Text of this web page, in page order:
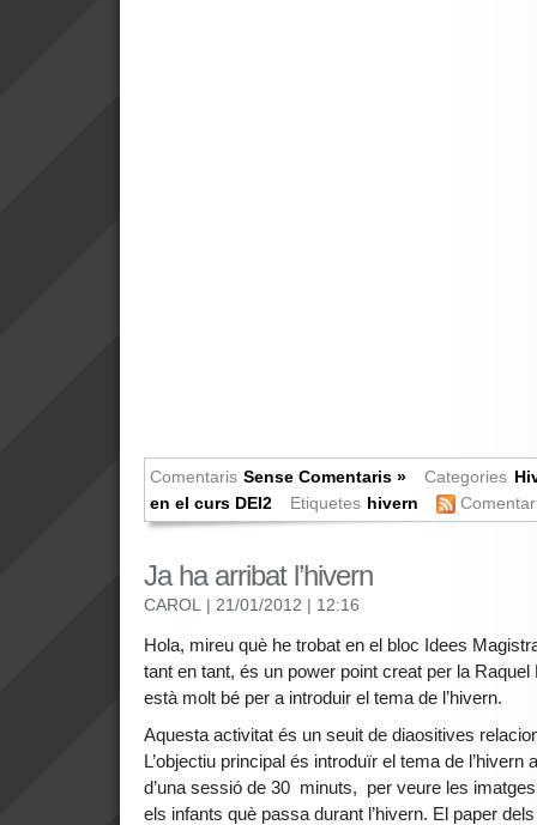
Comentaris Sense Comentaris » Categories
en el curs DEI2
Etiquetes hivern
Ja ha arribat l’hivern
CAROL | 21/01/2012 | 12:16
Hola, mireu què he trobat en el bloc Idees
tant en tant, és un power point creat per la
està molt bé per a introduir el tema de l’hivern.
Aquesta activitat és un seuit de diaositives
L’objectiu principal és introduïr el tema de l’hivern
d’una sessió de 30 minuts, per veure les
els infants què passa durant l’hivern. El paper